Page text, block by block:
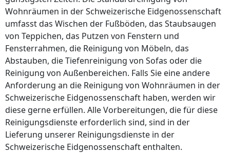
Wohnräumen in der Schweizerische Eidgenossenschaft
umfasst das Wischen der Fußböden, das Staubsaugen
von Teppichen, das Putzen von Fenstern und
Fensterrahmen, die Reinigung von Möbeln, das
Abstauben, die Tiefenreinigung von Sofas oder die
Reinigung von Außenbereichen. Falls Sie eine andere
Anforderung an die Reinigung von Wohnräumen in der
Schweizerische Eidgenossenschaft haben, werden wir
diese gerne erfüllen. Alle Vorbereitungen, die für diese
Reinigungsdienste erforderlich sind, sind in der
Lieferung unserer Reinigungsdienste in der
Schweizerische Eidgenossenschaft enthalten.